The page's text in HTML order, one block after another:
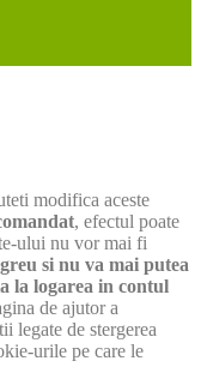
modifica aceste
, efectul poate
ului nu vor mai fi
si nu va mai putea
la logarea in contul
de ajutor a
legate de stergerea
urile pe care le